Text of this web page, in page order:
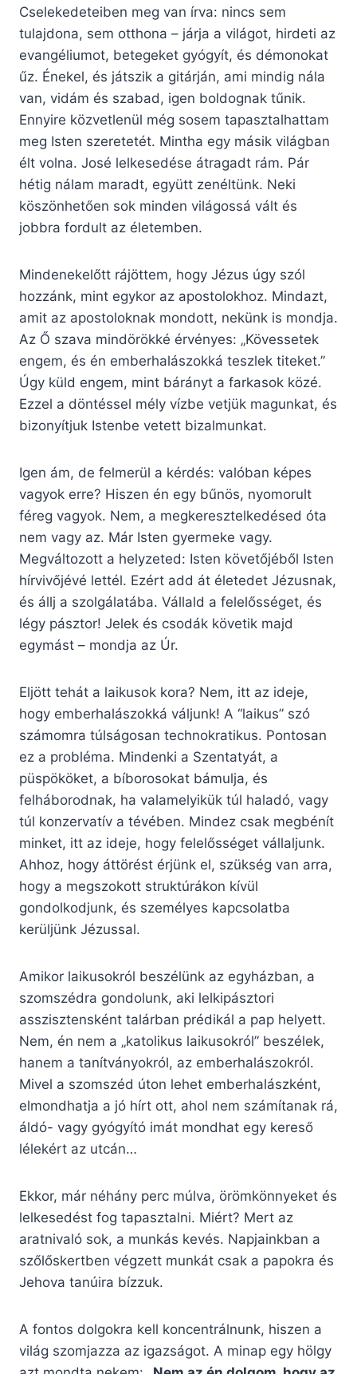
Cselekedeteiben meg van írva: nincs sem
tulajdona, sem otthona – járja a világot, hirdeti az
evangéliumot, betegeket gyógyít, és démonokat
űz. Énekel, és játszik a gitárján, ami mindig nála
van, vidám és szabad, igen boldognak tűnik.
Ennyire közvetlenül még sosem tapasztalhattam
meg Isten szeretetét. Mintha egy másik világban
élt volna. José lelkesedése átragadt rám. Pár
hétig nálam maradt, együtt zenéltünk. Neki
köszönhetően sok minden világossá vált és
jobbra fordult az életemben.
Mindenekelőtt rájöttem, hogy Jézus úgy szól
hozzánk, mint egykor az apostolokhoz. Mindazt,
amit az apostoloknak mondott, nekünk is mondja.
Az Ő szava mindörökké érvényes: „Kövessetek
engem, és én emberhalászokká teszlek titeket.”
Úgy küld engem, mint bárányt a farkasok közé.
Ezzel a döntéssel mély vízbe vetjük magunkat, és
bizonyítjuk Istenbe vetett bizalmunkat.
Igen ám, de felmerül a kérdés: valóban képes
vagyok erre? Hiszen én egy bűnös, nyomorult
féreg vagyok. Nem, a megkeresztelkedésed óta
nem vagy az. Már Isten gyermeke vagy.
Megváltozott a helyzeted: Isten követőjéből Isten
hírvivőjévé lettél. Ezért add át életedet Jézusnak,
és állj a szolgálatába. Vállald a felelősséget, és
légy pásztor! Jelek és csodák követik majd
egymást – mondja az Úr.
Eljött tehát a laikusok kora? Nem, itt az ideje,
hogy emberhalászokká váljunk! A “laikus” szó
számomra túlságosan technokratikus. Pontosan
ez a probléma. Mindenki a Szentatyát, a
püspököket, a bíborosokat bámulja, és
felháborodnak, ha valamelyikük túl haladó, vagy
túl konzervatív a tévében. Mindez csak megbénít
minket, itt az ideje, hogy felelősséget vállaljunk.
Ahhoz, hogy áttörést érjünk el, szükség van arra,
hogy a megszokott struktúrákon kívül
gondolkodjunk, és személyes kapcsolatba
kerüljünk Jézussal.
Amikor laikusokról beszélünk az egyházban, a
szomszédra gondolunk, aki lelkipásztori
asszisztensként talárban prédikál a pap helyett.
Nem, én nem a „katolikus laikusokról” beszélek,
hanem a tanítványokról, az emberhalászokról.
Mivel a szomszéd úton lehet emberhalászként,
elmondhatja a jó hírt ott, ahol nem számítanak rá,
áldó- vagy gyógyító imát mondhat egy kereső
lélekért az utcán…
Ekkor, már néhány perc múlva, örömkönnyeket és
lelkesedést fog tapasztalni. Miért? Mert az
aratnivaló sok, a munkás kevés. Napjainkban a
szőlőskertben végzett munkát csak a papokra és
Jehova tanúira bízzuk.
A fontos dolgokra kell koncentrálnunk, hiszen a
világ szomjazza az igazságot. A minap egy hölgy